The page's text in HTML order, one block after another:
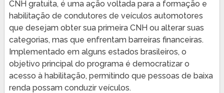
CNH gratuita, é uma ação voltada para a formação e
habilitação de condutores de veículos automotores
que desejam obter sua primeira CNH ou alterar suas
categorias, mas que enfrentam barreiras financeiras.
Implementado em alguns estados brasileiros, o
objetivo principal do programa é democratizar o
acesso à habilitação, permitindo que pessoas de baixa
renda possam conduzir veículos.